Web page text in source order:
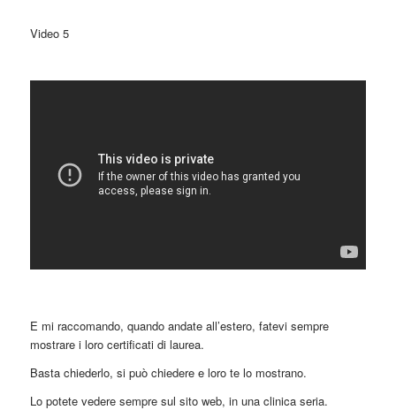
Video 5
E mi raccomando, quando andate all’estero, fatevi sempre
mostrare i loro certificati di laurea.
Basta chiederlo, si può chiedere e loro te lo mostrano.
Lo potete vedere sempre sul sito web, in una clinica seria.